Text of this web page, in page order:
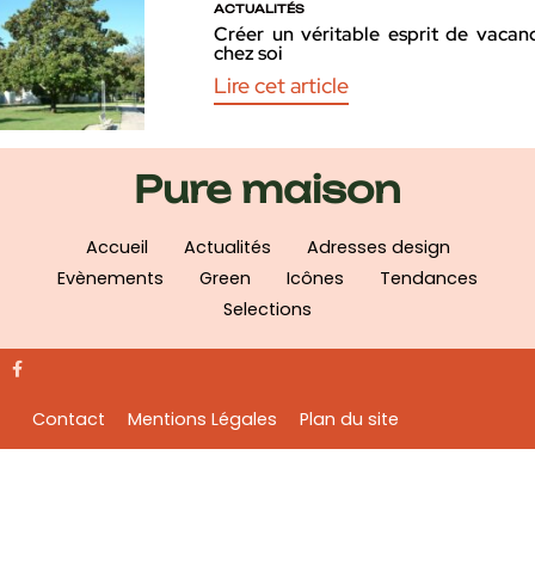
ACTUALITÉS
Créer un véritable esprit de
chez soi
Lire cet article
Pure maison
Accueil Actualités
Adresses design
Evènements
Green Icônes
Tendances
Selections
Contact Mentions Légales Plan du site